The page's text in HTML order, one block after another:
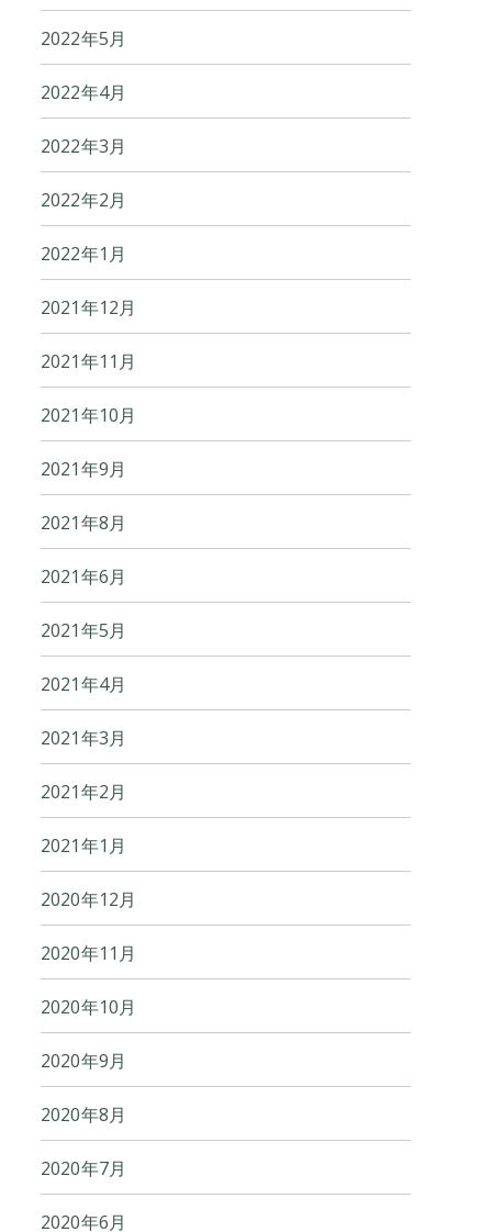
2022年5月
2022年4月
2022年3月
2022年2月
2022年1月
2021年12月
2021年11月
2021年10月
2021年9月
2021年8月
2021年6月
2021年5月
2021年4月
2021年3月
2021年2月
2021年1月
2020年12月
2020年11月
2020年10月
2020年9月
2020年8月
2020年7月
2020年6月